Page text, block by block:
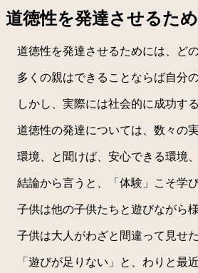
道徳性を発達させるた
道徳性を発達させるためには、ど
多くの親はできることならば自分
しかし、実際には社会的に成功す
道徳性の発達については、数々の
環境、と聞けば、安心できる環境
結論から言うと、「体験」こそ学び
子供は他の子供たちと遊びながら
子供は大人がわざと間違って見せ
「遊びが足りない」と、わりと最